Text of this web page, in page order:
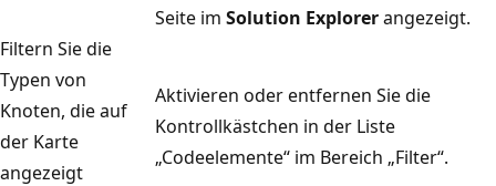
Seite im Solution Explorerangezeigt.
Filtern Sie die
Typen von
Knoten, die auf
der Karte
angezeigt
Aktivieren oder entfernen Sie die
Kontrollkästchen in der Liste
„Codeelemente“ im Bereich „Filter“.